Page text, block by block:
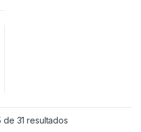
de 31 resultados